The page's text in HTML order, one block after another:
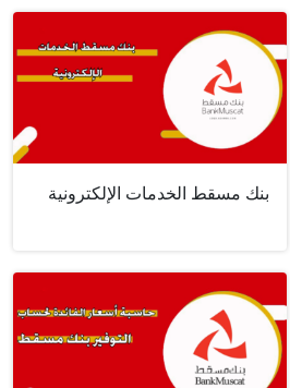
بنك مسقط الخدمات الإلكترونية